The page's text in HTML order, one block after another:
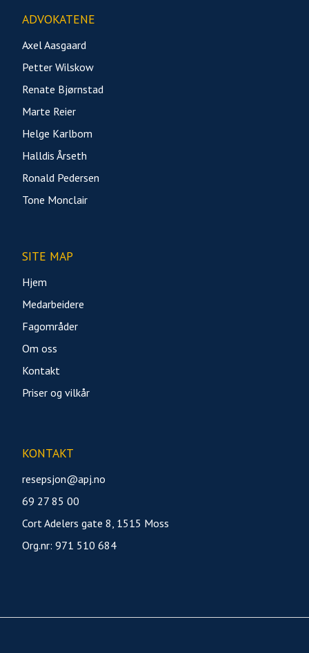
ADVOKATENE
Axel Aasgaard
Petter Wilskow
Renate Bjørnstad
Marte Reier
Helge Karlbom
Halldis Årseth
Ronald Pedersen
Tone Monclair
SITE MAP
Hjem
Medarbeidere
Fagområder
Om oss
Kontakt
Priser og vilkår
KONTAKT
resepsjon@apj.no
69 27 85 00
Cort Adelers gate 8, 1515 Moss
Org.nr: 971 510 684